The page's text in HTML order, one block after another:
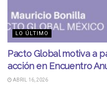
LO ÚLTIMO
Pacto Global motiva a
acción en Encuentro
ABRIL 16, 2026